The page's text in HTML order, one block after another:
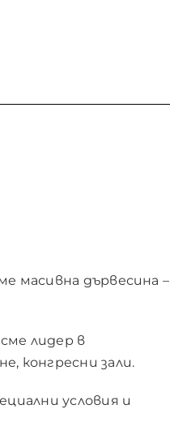
масивна дървесина –
лидер в
конгресни зали.
условия и